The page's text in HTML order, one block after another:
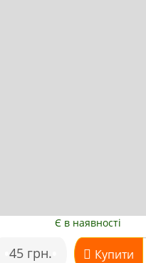
Є в наявності
45 грн. Купити